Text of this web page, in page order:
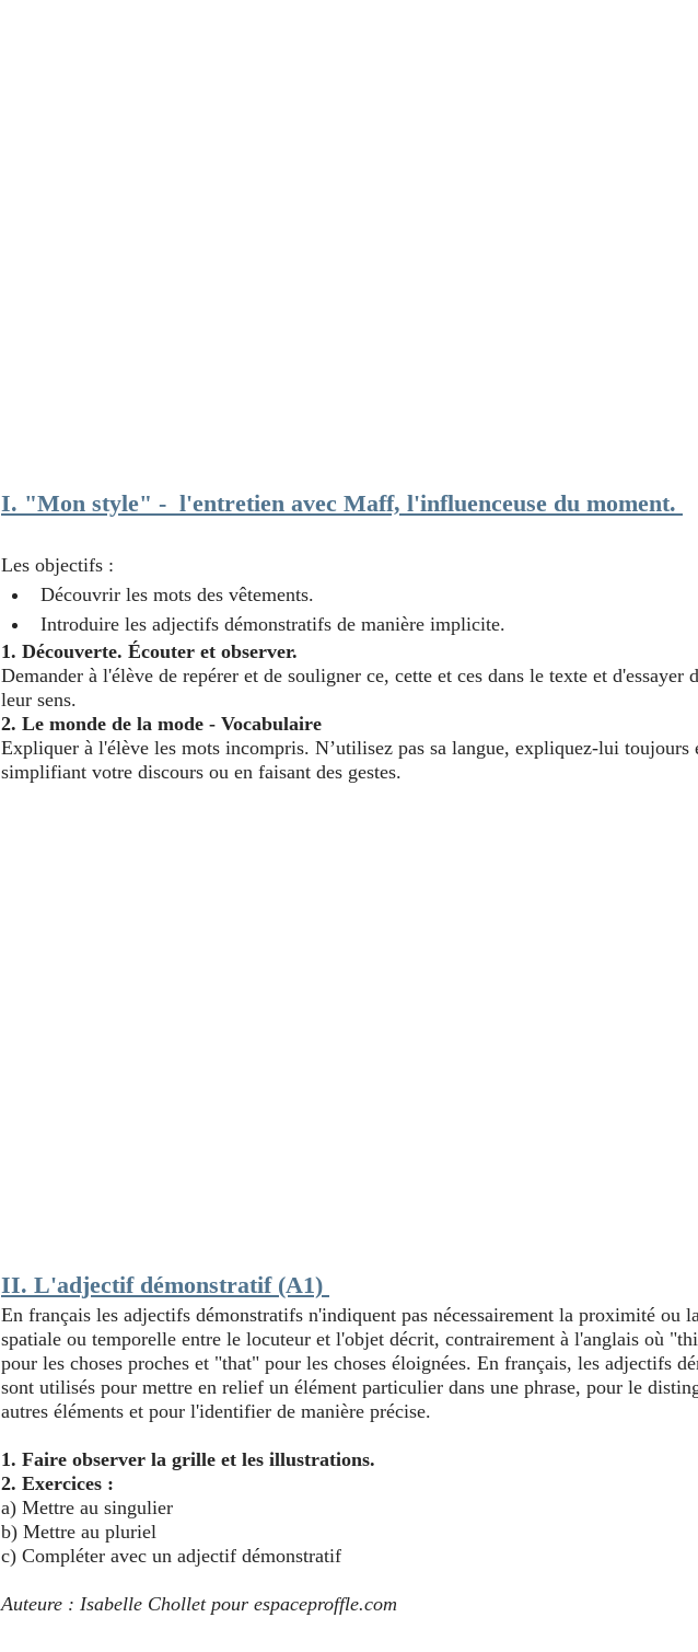
I. "Mon style" -  l'entretien avec Maff, l'influenceuse du moment.
Les objectifs :
Découvrir les mots des vêtements.
Introduire les adjectifs démonstratifs de manière implicite.
1. Découverte. Écouter et observer.
Demander à l'élève de repérer et de souligner ce, cette et ces dans le texte et d'essayer
leur sens.
2. Le monde de la mode - Vocabulaire
Expliquer à l'élève les mots incompris. N’utilisez pas sa langue, expliquez-lui toujours
simplifiant votre discours ou en faisant des gestes.
II. L'adjectif démonstratif (A1)
En français les adjectifs démonstratifs n'indiquent pas nécessairement la proximité ou
spatiale ou temporelle entre le locuteur et l'objet décrit, contrairement à l'anglais où
pour les choses proches et "that" pour les choses éloignées. En français, les adjectifs
sont utilisés pour mettre en relief un élément particulier dans une phrase, pour le
autres éléments et pour l'identifier de manière précise.
1. Faire observer la grille et les illustrations.
2. Exercices :
a) Mettre au singulier
b) Mettre au pluriel
c) Compléter avec un adjectif démonstratif
Auteure : Isabelle Chollet pour espaceproffle.com